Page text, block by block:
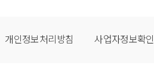
개인정보처리방침 사업자정보확인